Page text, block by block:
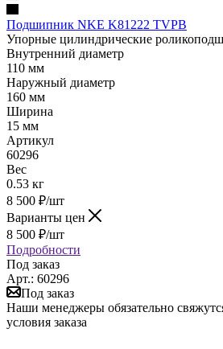
Подшипник NKE K81222 TVPB
Упорные цилиндрические
Внутренний диаметр
110 мм
Наружный диаметр
160 мм
Ширина
15 мм
Артикул
60296
Вес
0.53 кг
8 500 ₽/шт
Варианты цен
8 500 ₽/шт
Подробности
Под заказ
Арт.: 60296
Под заказ
Наши менеджеры обязательно
условия заказа